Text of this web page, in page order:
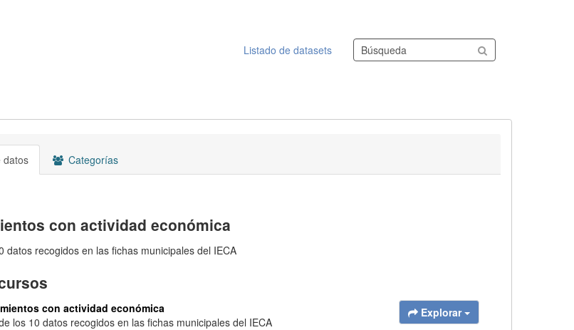
Listado de datasets
Buscar conjuntos de datos
datos Categorías
con actividad económica
datos recogidos en las fichas municipales del IECA
con actividad económica
los 10 datos recogidos en las fichas municipales del IECA
Explorar